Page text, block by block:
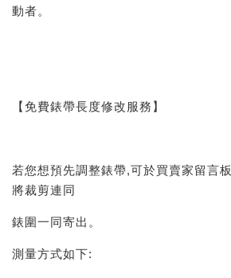
動者。
【免費錶帶長度修改服務】
若您想預先調整錶帶,可於買賣家留言
將裁剪連同
錶圍一同寄出。
測量方式如下: